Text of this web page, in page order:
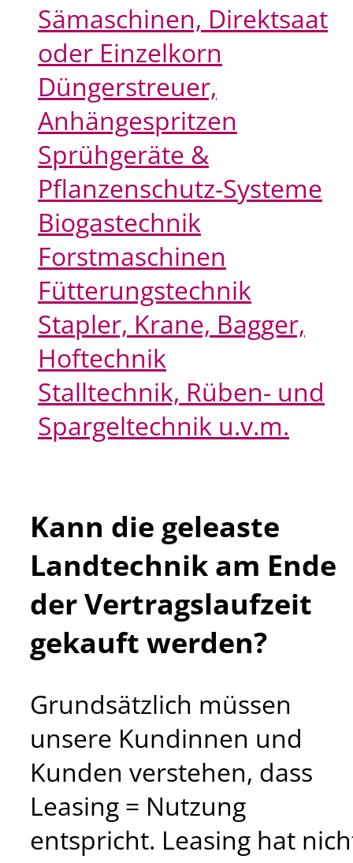
Sämaschinen, Direktsaat
oder Einzelkorn
Düngerstreuer,
Anhängespritzen
Sprühgeräte &
Pflanzenschutz-Systeme
Biogastechnik
Forstmaschinen
Fütterungstechnik
Stapler, Krane, Bagger,
Hoftechnik
Stalltechnik, Rüben- und
Spargeltechnik u.v.m.
Kann die geleaste
Landtechnik am Ende
der Vertragslaufzeit
gekauft werden?
Grundsätzlich müssen
unsere Kundinnen und
Kunden verstehen, dass
Leasing = Nutzung
entspricht. Leasing hat